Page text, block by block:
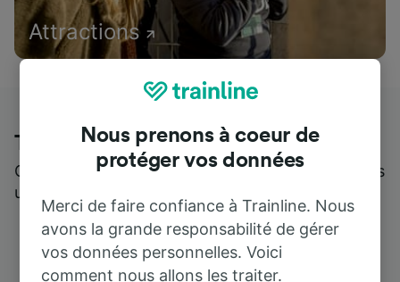
Attractions
Trainline : l'avis de nos clients
Qui mieux pour parler de nous, que ceux qui nous
utilisent ?
Nous prenons à coeur de
protéger vos données
Merci de faire confiance à Trainline. Nous
avons la grande responsabilité de gérer
vos données personnelles. Voici
comment nous allons les traiter.